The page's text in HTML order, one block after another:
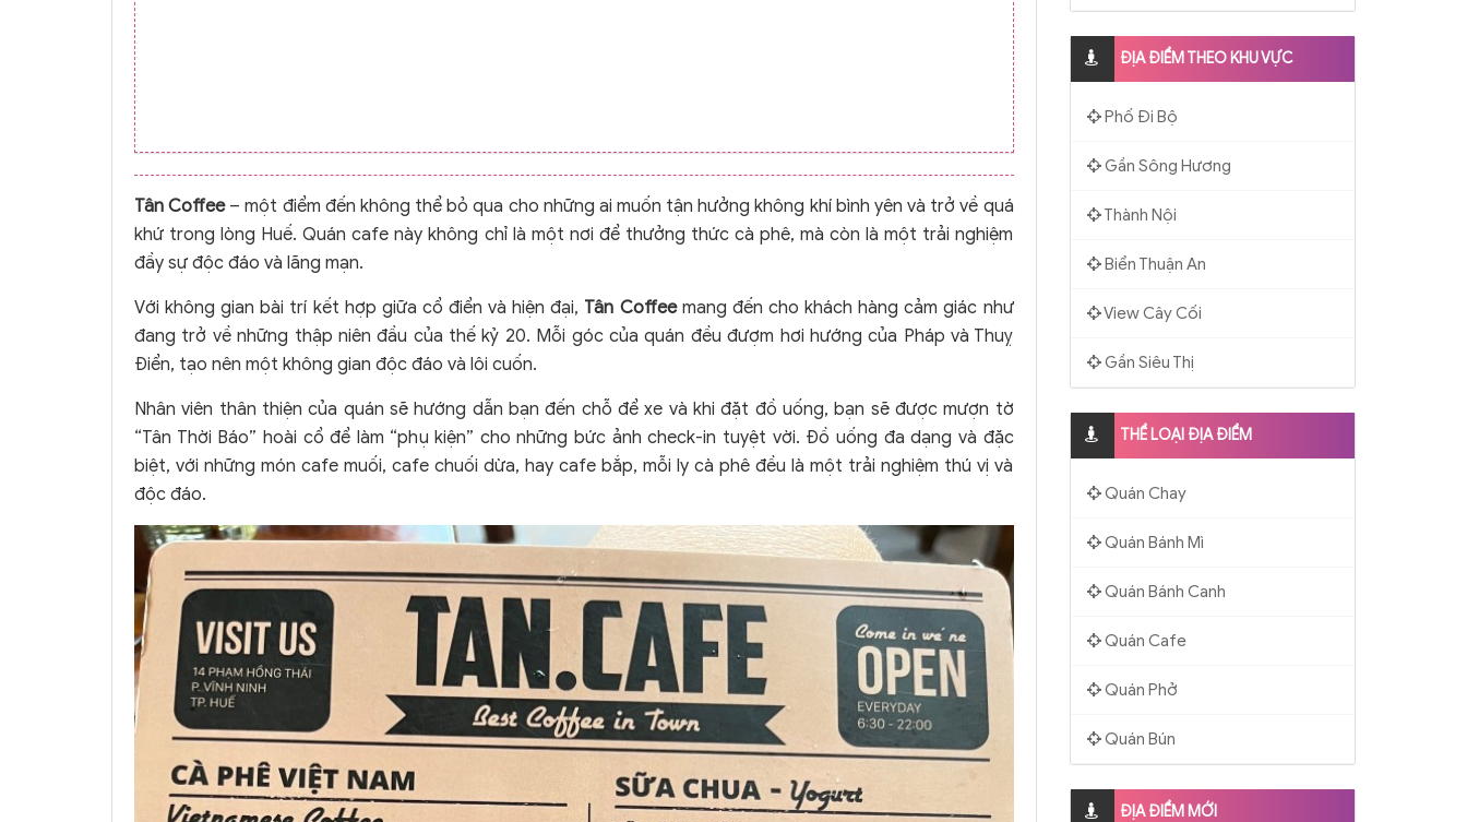
Tân Coffee– một điểm đến không thể bỏ qua cho những ai muốn tận hưởng không khí bình yên và trở về quá
khứ trong lòng Huế. Quán cafe này không chỉ là một nơi để thưởng thức cà phê, mà còn là một trải nghiệm
đầy sự độc đáo và lãng mạn.
Với không gian bài trí kết hợp giữa cổ điển và hiện đại, Tân Coffeemang đến cho khách hàng cảm giác như
đang trở về những thập niên đầu của thế kỷ 20. Mỗi góc của quán đều đượm hơi hướng của Pháp và Thuỵ
Điển, tạo nên một không gian độc đáo và lôi cuốn.
Nhân viên thân thiện của quán sẽ hướng dẫn bạn đến chỗ để xe và khi đặt đồ uống, bạn sẽ được mượn tờ
“Tân Thời Báo” hoài cổ để làm “phụ kiện” cho những bức ảnh check-in tuyệt vời. Đồ uống đa dạng và đặc
biệt, với những món cafe muối, cafe chuối dừa, hay cafe bắp, mỗi ly cà phê đều là một trải nghiệm thú vị và
độc đáo.
ĐỊA ĐIỂM THEO KHU VỰC
Phố Đi Bộ
Gần Sông Hương
Thành Nội
Biển Thuận An
View Cây Cối
Gần Siêu Thị
THỂ LOẠI ĐỊA ĐIỂM
Quán Chay
Quán Bánh Mì
Quán Bánh Canh
Quán Cafe
Quán Phở
Quán Bún
ĐỊA ĐIỂM MỚI